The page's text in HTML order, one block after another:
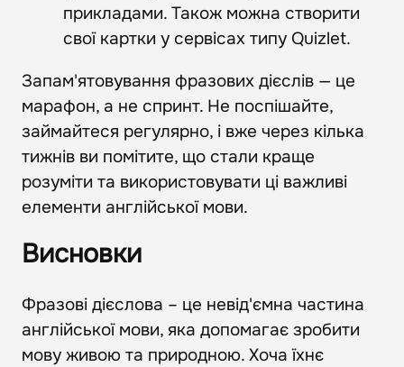
прикладами. Також можна створити
свої картки у сервісах типу Quizlet.
Запам'ятовування фразових дієслів — це
марафон, а не спринт. Не поспішайте,
займайтеся регулярно, і вже через кілька
тижнів ви помітите, що стали краще
розуміти та використовувати ці важливі
елементи англійської мови.
Висновки
Фразові дієслова – це невід'ємна частина
англійської мови, яка допомагає зробити
мову живою та природною. Хоча їхнє